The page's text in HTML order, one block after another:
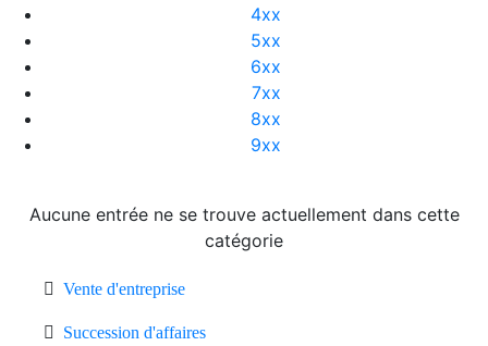
4xx
5xx
6xx
7xx
8xx
9xx
Aucune entrée ne se trouve actuellement dans cette
catégorie
Vente d'entreprise
Succession d'affaires